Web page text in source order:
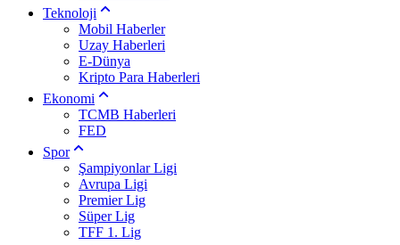
Teknoloji
Mobil Haberler
Uzay Haberleri
E-Dünya
Kripto Para Haberleri
Ekonomi
TCMB Haberleri
FED
Spor
Şampiyonlar Ligi
Avrupa Ligi
Premier Lig
Süper Lig
TFF 1. Lig